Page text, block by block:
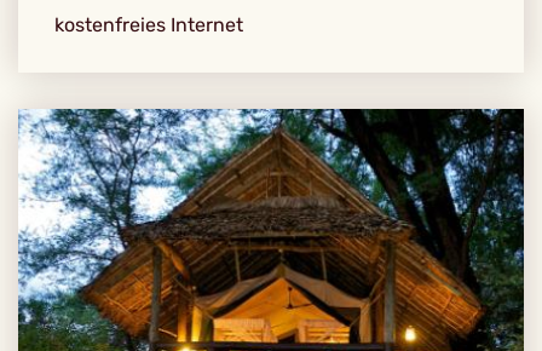
kostenfreies Internet